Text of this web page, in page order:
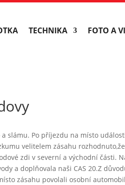
TECHNIKA FOTO A
slámu. Po příjezdu na místo
velitelem zásahu
zdi v severní a východní části.
a doplňovala naši CAS 20.Z
zásahu povolali osobní